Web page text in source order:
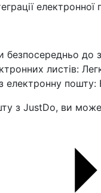
до
листів:
електронну пошту:
з JustDo, ви